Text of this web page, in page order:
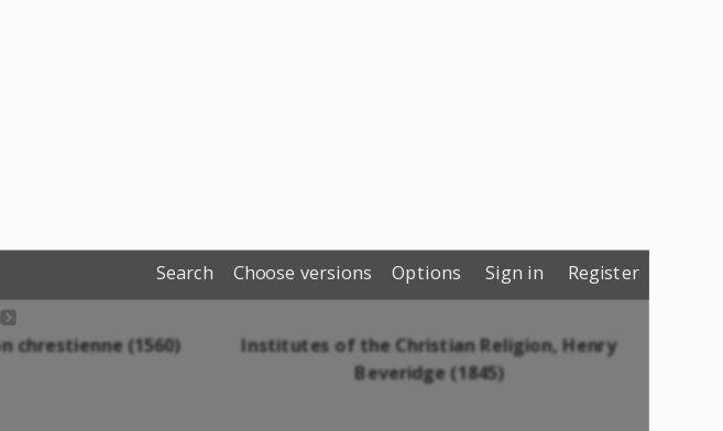
Search Choose versions Options Sign in Register
chrestienne (1560)
Institutes of the Christian Religion, Henry
Beveridge (1845)